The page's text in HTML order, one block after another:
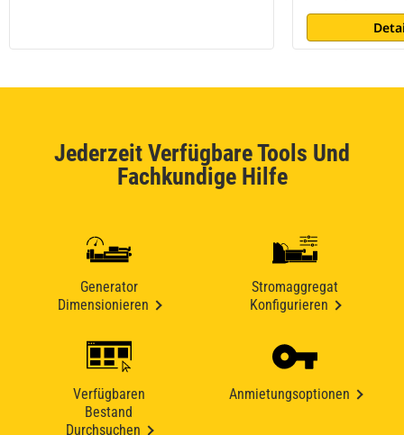
Jederzeit Verfügbare Tools Und
Fachkundige Hilfe
Generator
Dimensionieren
Stromaggregat
Konfigurieren
Verfügbaren
Bestand
Durchsuchen
Anmietungsoptionen